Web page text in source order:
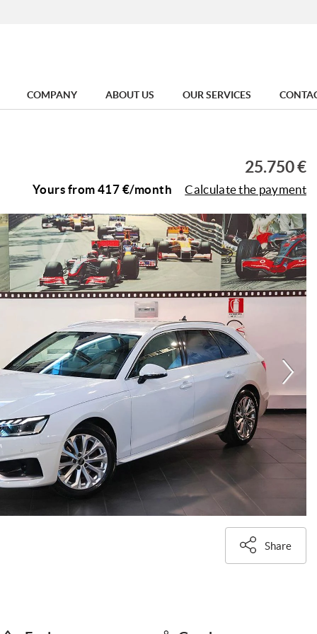
COMPANY ABOUT US OUR SERVICES
25.750 €
Yours from 417 €/month Calculate the payment
Share